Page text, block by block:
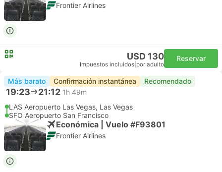
Frontier Airlines
USD 130
Impuestos incluidos por adulto
Reservar
Más barato Confirmación instantánea Recomendado
19:23 21:12 1h 49m
LAS Aeropuerto Las Vegas, Las Vegas
SFO Aeropuerto San Francisco
Económica | Vuelo #F93801
Frontier Airlines